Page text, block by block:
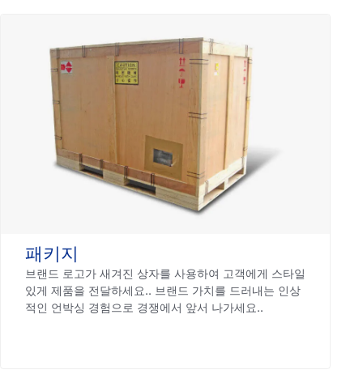
패키지
브랜드 로고가 새겨진 상자를 사용하여 고객에게 스타일
있게 제품을 전달하세요.. 브랜드 가치를 드러내는 인상
적인 언박싱 경험으로 경쟁에서 앞서 나가세요..